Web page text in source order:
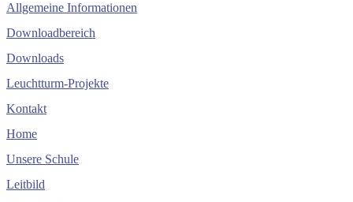
Allgemeine Informationen
Downloadbereich
Downloads
Leuchtturm-Projekte
Kontakt
Home
Unsere Schule
Leitbild